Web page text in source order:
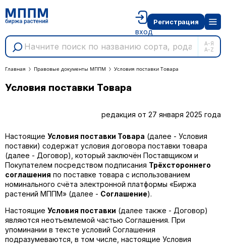
А-Я
A-Z
вход
Регистрация
Главная Правовые документы МППМ Условия поставки Товара
Условия поставки Товара
редакция от 27 января 2025 года
Настоящие Условия поставки Товара (далее - Условия
поставки) содержат условия договора поставки товара
(далее - Договор), который заключён Поставщиком и
Покупателем посредством подписания Трёхстороннего
соглашения по поставке товара с использованием
номинального счёта электронной платформы «Биржа
растений МППМ» (далее - Соглашение).
Настоящие Условия поставки (далее также - Договор)
являются неотъемлемой частью Соглашения. При
упоминании в тексте условий Соглашения
подразумеваются, в том числе, настоящие Условия